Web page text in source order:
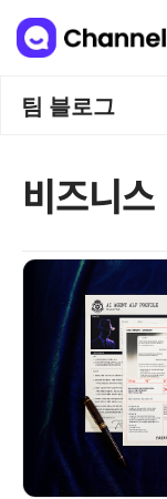
팀 블로그
비즈니스